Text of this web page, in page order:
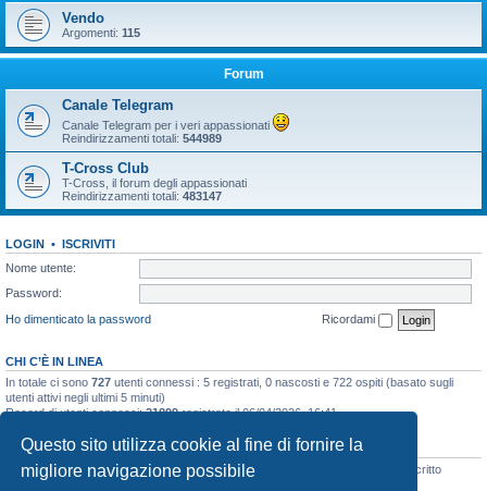
Questo sito utilizza cookie al fine di fornire la
migliore navigazione possibile
Vendo
Argomenti: 115
Forum
Canale Telegram
Canale Telegram per i veri appassionati
Reindirizzamenti totali: 544989
T-Cross Club
T-Cross, il forum degli appassionati
Reindirizzamenti totali: 483147
LOGIN • ISCRIVITI
Nome utente:
Password:
Ho dimenticato la password
Ricordami
CHI C’È IN LINEA
In totale ci sono 727 utenti connessi : 5 registrati, 0 nascosti e 722 ospiti (basato sugli
utenti attivi negli ultimi 5 minuti)
Record di utenti connessi:21899registrato il 06/04/2026, 16:41
STATISTICHE
Totale messaggi48133• Totale argomenti 3073• Totale iscritti
• Ultimo iscritto
Filipporim